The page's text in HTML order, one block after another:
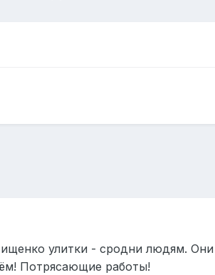
улитки - сродни людям.
Потрясающие работы!